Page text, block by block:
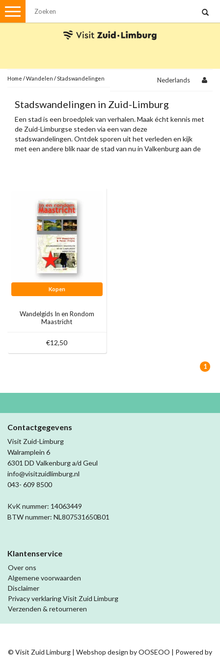
Menu
Met de auto
Visvergunningen
Brochures en kaarten
Plattegronden
Uit de streek
Kerstpakketten
Ansichtkaarten
Home /Wandelen /Stadswandelingen Nederlands
Stadswandelingen in Zuid-Limburg
Een stad is een broedplek van verhalen. Maak écht kennis met
de Zuid-Limburgse steden via een van deze
stadswandelingen. Ontdek sporen uit het verleden en kijk
met een andere blik naar de stad van nu in Valkenburg aan de
Kopen
Wandelgids In en Rondom
Maastricht
€12,50
1
Contactgegevens
Visit Zuid-Limburg
Walramplein 6
6301 DD Valkenburg a/d Geul
info@visitzuidlimburg.nl
043- 609 8500
KvK nummer: 14063449
BTW nummer: NL807531650B01
Klantenservice
Over ons
Algemene voorwaarden
Disclaimer
Privacy verklaring Visit Zuid Limburg
Verzenden & retourneren
© Visit Zuid Limburg | Webshop design byOOSEOO | Powered by